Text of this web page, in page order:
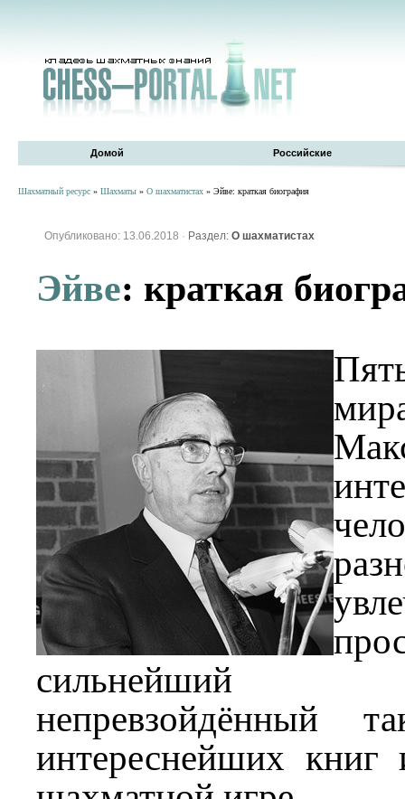
Домой Российские
Шахматный ресурс » Шахматы » О шахматистах » Эйве: краткая биография
Опубликовано: 13.06.2018 · Раздел: О шахматистах
Эйве: краткая
сильнейший
непревзойдённый
интереснейших книг